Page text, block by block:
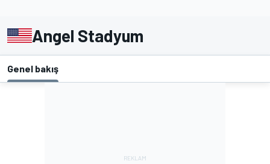
Angel Stadyum
Genel bakış